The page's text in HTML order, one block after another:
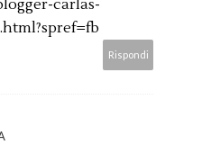
carlas-
Rispondi